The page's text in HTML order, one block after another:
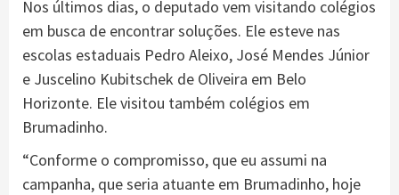
Nos últimos dias, o deputado vem visitando colégios
em busca de encontrar soluções. Ele esteve nas
escolas estaduais Pedro Aleixo, José Mendes Júnior
e Juscelino Kubitschek de Oliveira em Belo
Horizonte. Ele visitou também colégios em
Brumadinho.
“Conforme o compromisso, que eu assumi na
campanha, que seria atuante em Brumadinho, hoje